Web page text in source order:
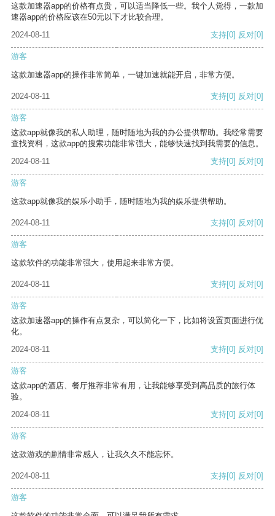
这款加速器app的价格有点贵，可以适当降低一些。我个人觉得，一款加
速器app的价格应该在50元以下才比较合理。
2024-08-11
支持[0] 反对[0]
游客
这款加速器app的操作非常简单，一键加速就能开启，非常方便。
2024-08-11 支持[0] 反对[0]
游客
这款app就像我的私人助理，随时随地为我的办公提供帮助。我经常需要
查找资料，这款app的搜索功能非常强大，能够快速找到我需要的信息。
2024-08-11
支持[0] 反对[0]
游客
这款app就像我的娱乐小助手，随时随地为我的娱乐提供帮助。
2024-08-11 支持[0] 反对[0]
游客
这款软件的功能非常强大，使用起来非常方便。
2024-08-11 支持[0] 反对[0]
游客
这款加速器app的操作有点复杂，可以简化一下，比如将设置页面进行优
化。
2024-08-11
支持[0] 反对[0]
游客
这款app的酒店、餐厅推荐非常有用，让我能够享受到高品质的旅行体
验。
2024-08-11
支持[0] 反对[0]
游客
这款游戏的剧情非常感人，让我久久不能忘怀。
2024-08-11 支持[0] 反对[0]
游客